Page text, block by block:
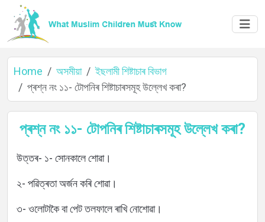
Home
About
Home অসমীয়া
ইছলামী শিষ্টাচাৰ বিভাগ
প্ৰশ্ন নং ১১- টোপনিৰ শিষ্টাচাৰসমূহ উল্লেখ কৰা?
প্ৰশ্ন নং ১১- টোপনিৰ শিষ্টাচাৰসমূহ উল্লেখ কৰা?
উত্তৰ- ১- সোনকালে শোৱা।
২- পৱিত্ৰতা অৰ্জন কৰি শোৱা।
৩- ওলোটাকৈ বা পেট তলফালে ৰাখি নোশোৱা।